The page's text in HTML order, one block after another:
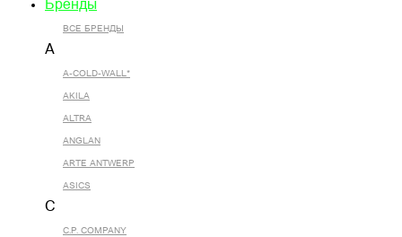
Бренды
ВСЕ БРЕНДЫ
A
A-COLD-WALL*
AKILA
ALTRA
ANGLAN
ARTE ANTWERP
ASICS
C
C.P. COMPANY